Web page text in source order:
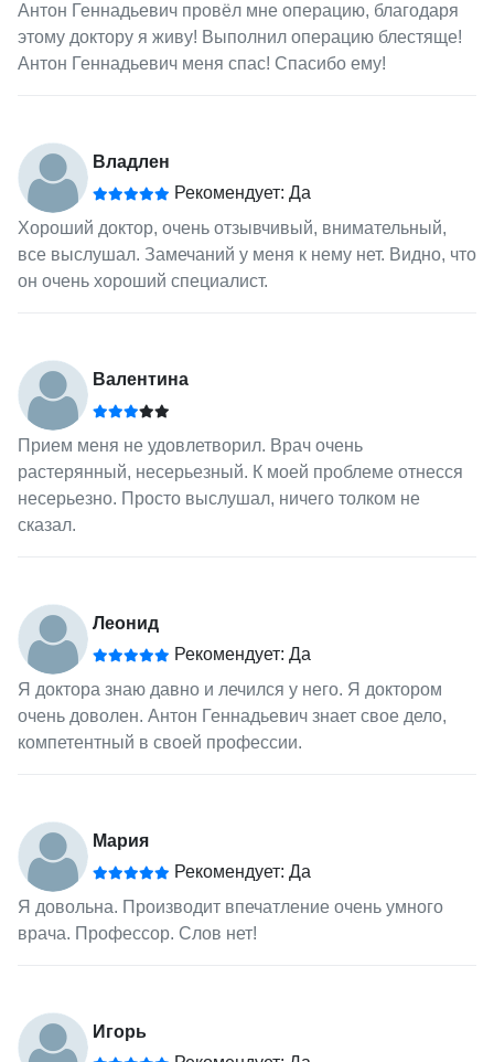
Антон Геннадьевич провёл мне операцию, благодаря
этому доктору я живу! Выполнил операцию блестяще!
Антон Геннадьевич меня спас! Спасибо ему!
Владлен
Рекомендует: Да
Хороший доктор, очень отзывчивый, внимательный,
все выслушал. Замечаний у меня к нему нет. Видно, что
он очень хороший специалист.
Валентина
Прием меня не удовлетворил. Врач очень
растерянный, несерьезный. К моей проблеме отнесся
несерьезно. Просто выслушал, ничего толком не
сказал.
Леонид
Рекомендует: Да
Я доктора знаю давно и лечился у него. Я доктором
очень доволен. Антон Геннадьевич знает свое дело,
компетентный в своей профессии.
Мария
Рекомендует: Да
Я довольна. Производит впечатление очень умного
врача. Профессор. Слов нет!
Игорь